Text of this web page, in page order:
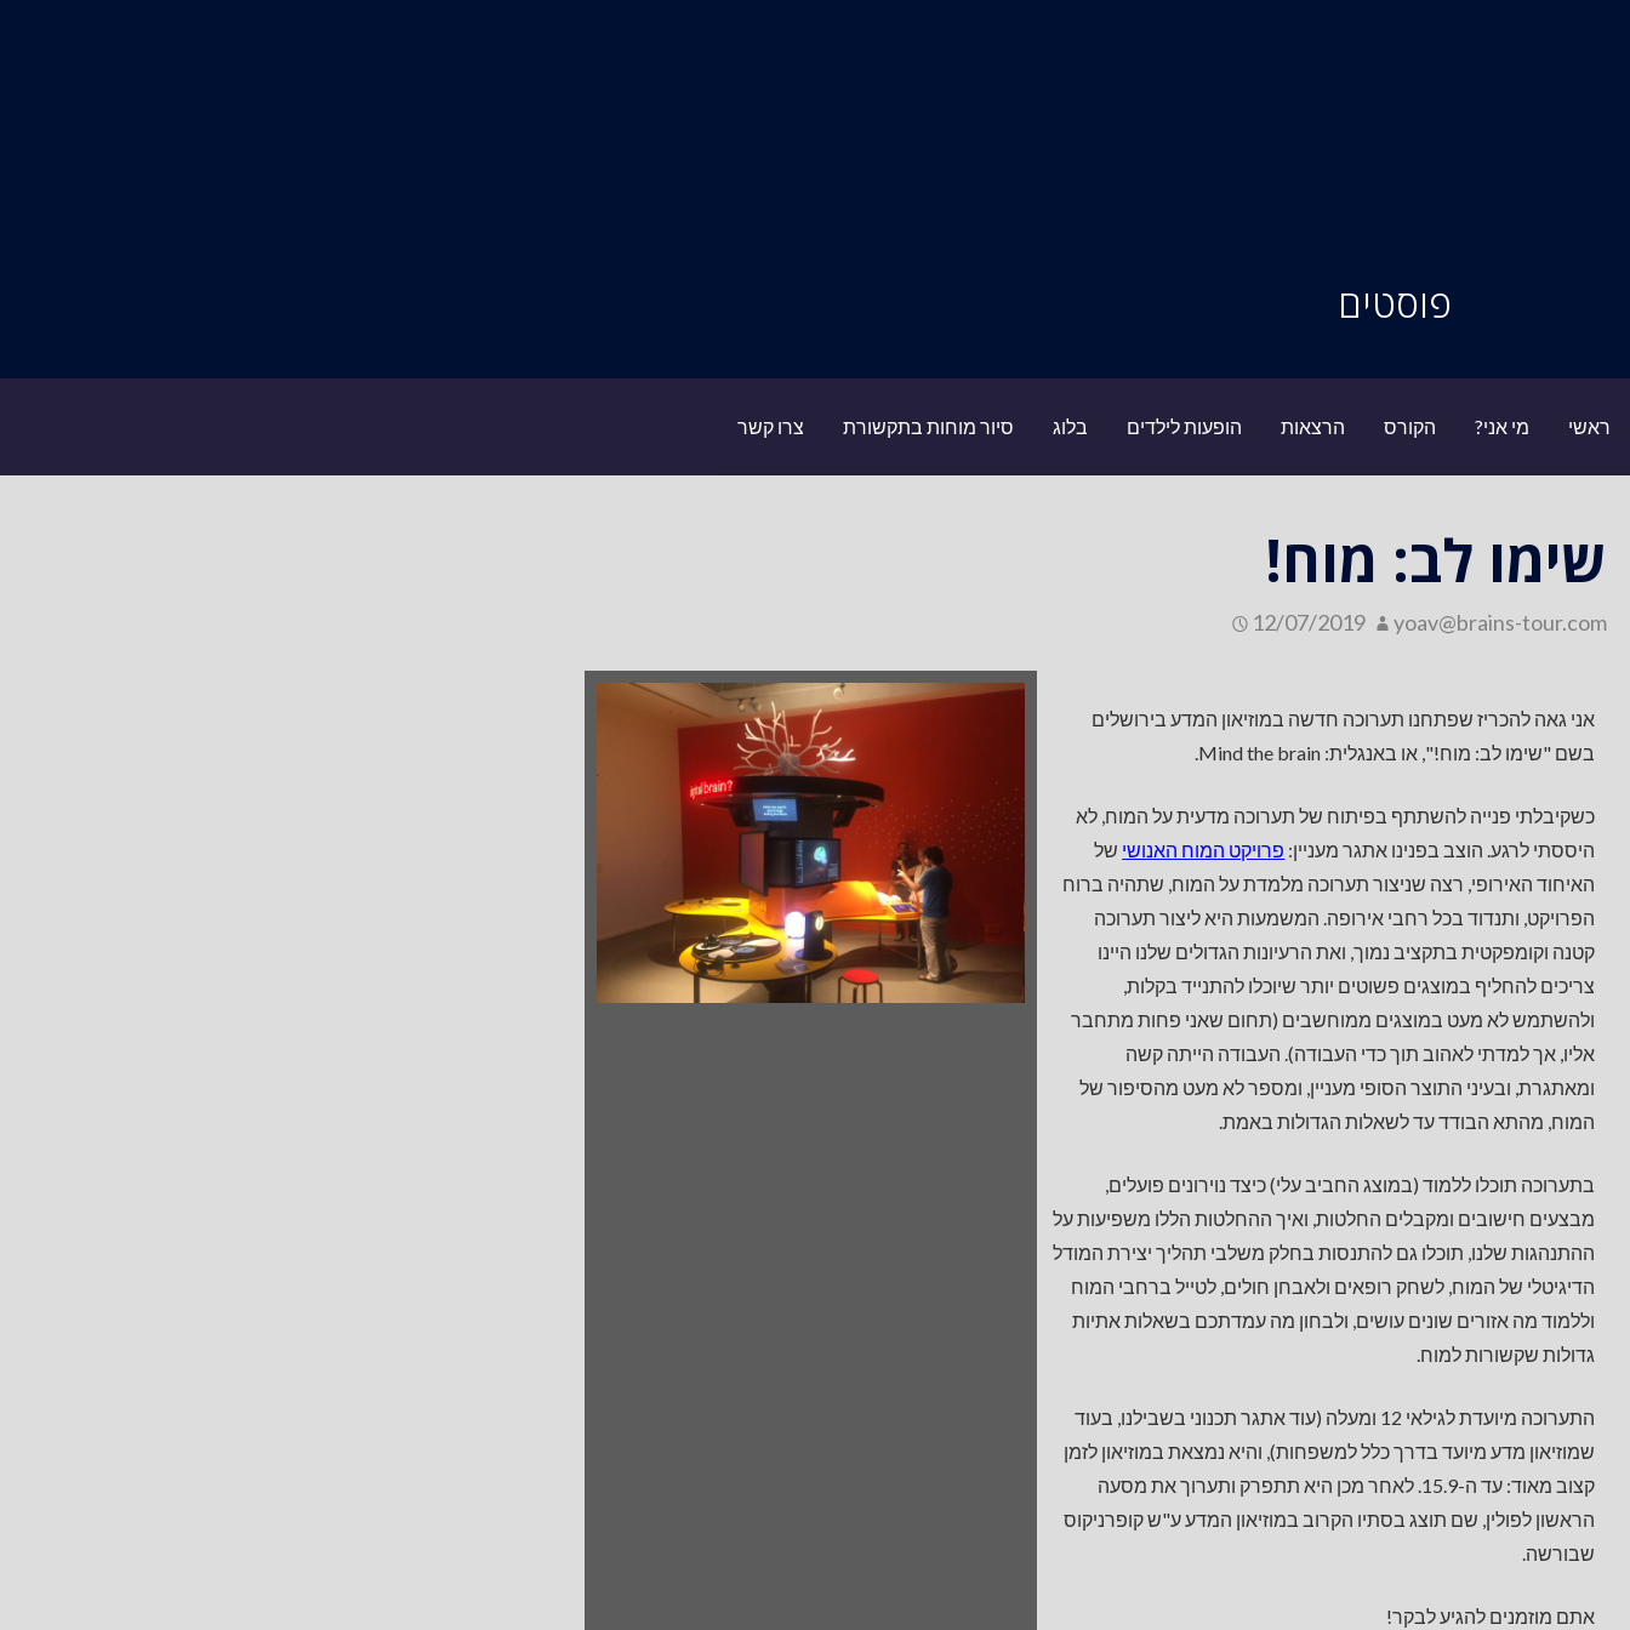
פוסטים
ראשי מי אני? הקורס הרצאות הופעות לילדים בלוג סיור מוחות בתקשורת צרו קשר
שימו לב: מוח!
12/07/2019 yoav@brains-tour.com
אני גאה להכריז שפתחנו תערוכה חדשה במוזיאון המדע בירושלים
בשם "שימו לב: מוח!", או באנגלית: Mind the brain.
כשקיבלתי פנייה להשתתף בפיתוח של תערוכה מדעית על המוח, לא
היססתי לרגע. הוצב בפנינו אתגר מעניין: פרויקט המוח האנושי של
האיחוד האירופי, רצה שניצור תערוכה מלמדת על המוח, שתהיה ברוח
הפרויקט, ותנדוד בכל רחבי אירופה. המשמעות היא ליצור תערוכה
קטנה וקומפקטית בתקציב נמוך, ואת הרעיונות הגדולים שלנו היינו
צריכים להחליף במוצגים פשוטים יותר שיוכלו להתנייד בקלות,
ולהשתמש לא מעט במוצגים ממוחשבים (תחום שאני פחות מתחבר
אליו, אך למדתי לאהוב תוך כדי העבודה). העבודה הייתה קשה
ומאתגרת, ובעיני התוצר הסופי מעניין, ומספר לא מעט מהסיפור של
המוח, מהתא הבודד עד לשאלות הגדולות באמת.
בתערוכה תוכלו ללמוד (במוצג החביב עלי) כיצד נוירונים פועלים,
מבצעים חישובים ומקבלים החלטות, ואיך ההחלטות הללו משפיעות על
ההתנהגות שלנו, תוכלו גם להתנסות בחלק משלבי תהליך יצירת המודל
הדיגיטלי של המוח, לשחק רופאים ולאבחן חולים, לטייל ברחבי המוח
וללמוד מה אזורים שונים עושים, ולבחון מה עמדתכם בשאלות אתיות
גדולות שקשורות למוח.
התערוכה מיועדת לגילאי 12 ומעלה (עוד אתגר תכנוני בשבילנו, בעוד
שמוזיאון מדע מיועד בדרך כלל למשפחות), והיא נמצאת במוזיאון לזמן
קצוב מאוד: עד ה-15.9. לאחר מכן היא תתפרק ותערוך את מסעה
הראשון לפולין, שם תוצג בסתיו הקרוב במוזיאון המדע ע"ש קופרניקוס
שבורשה.
אתם מוזמנים להגיע לבקר!